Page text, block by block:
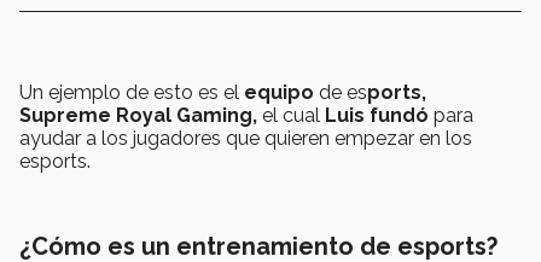
Un ejemplo de esto es el equipo de esports,
Supreme Royal Gaming, el cual Luis fundó para
ayudar a los jugadores que quieren empezar en los
esports.
¿Cómo es un entrenamiento de esports?